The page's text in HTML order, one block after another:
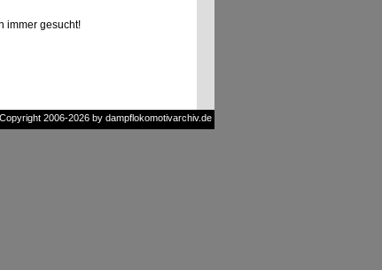
immer gesucht!
2006-2026 by dampflokomotivarchiv.de